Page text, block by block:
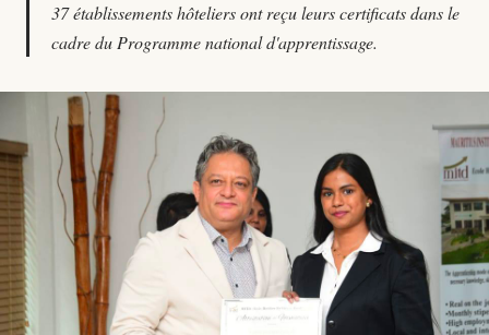
37 établissements hôteliers ont reçu leurs certificats dans le
cadre du Programme national d'apprentissage.